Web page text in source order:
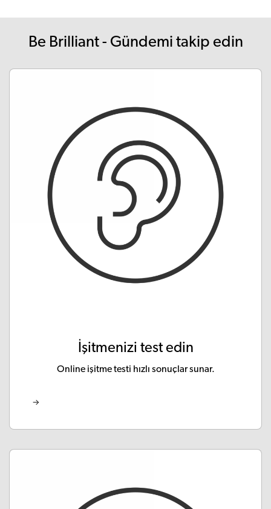
Be Brilliant - Gündemi takip edin
İşitmenizi test edin
Online işitme testi hızlı sonuçlar sunar.